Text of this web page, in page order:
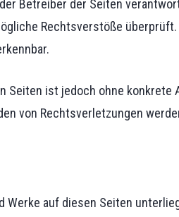
Betreiber der Seiten
Rechtsverstöße
Seiten ist jedoch ohne konkrete
von Rechtsverletzungen
auf diesen Seiten